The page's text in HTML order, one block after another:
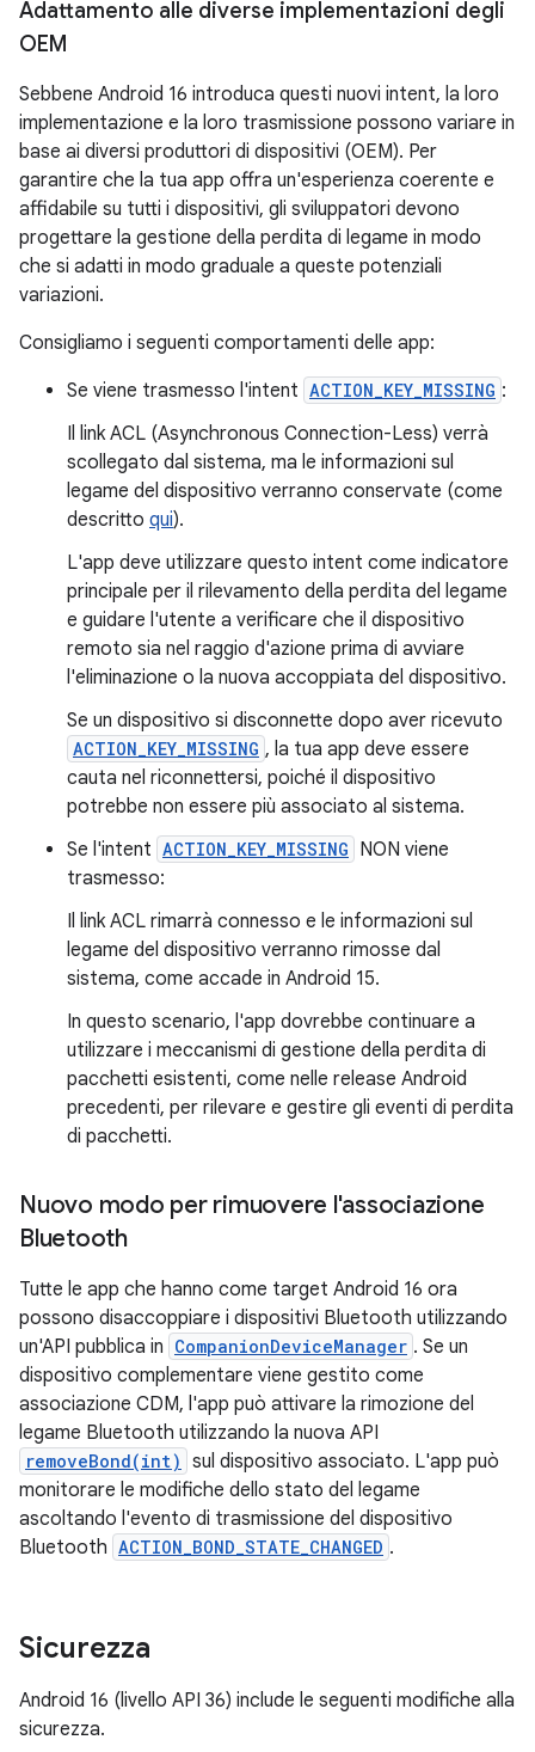
Adattamento alle diverse implementazioni degli
OEM
Sebbene Android 16 introduca questi nuovi intent, la loro
implementazione e la loro trasmissione possono variare in
base ai diversi produttori di dispositivi (OEM). Per
garantire che la tua app offra un'esperienza coerente e
affidabile su tutti i dispositivi, gli sviluppatori devono
progettare la gestione della perdita di legame in modo
che si adatti in modo graduale a queste potenziali
variazioni.
Consigliamo i seguenti comportamenti delle app:
Se viene trasmesso l'intent ACTION_KEY_MISSING :
Il link ACL (Asynchronous Connection-Less) verrà
scollegato dal sistema, ma le informazioni sul
legame del dispositivo verranno conservate (come
descritto qui).
L'app deve utilizzare questo intent come indicatore
principale per il rilevamento della perdita del legame
e guidare l'utente a verificare che il dispositivo
remoto sia nel raggio d'azione prima di avviare
l'eliminazione o la nuova accoppiata del dispositivo.
Se un dispositivo si disconnette dopo aver ricevuto
ACTION_KEY_MISSING , la tua app deve essere
cauta nel riconnettersi, poiché il dispositivo
potrebbe non essere più associato al sistema.
Se l'intent ACTION_KEY_MISSING NON viene
trasmesso:
Il link ACL rimarrà connesso e le informazioni sul
legame del dispositivo verranno rimosse dal
sistema, come accade in Android 15.
In questo scenario, l'app dovrebbe continuare a
utilizzare i meccanismi di gestione della perdita di
pacchetti esistenti, come nelle release Android
precedenti, per rilevare e gestire gli eventi di perdita
di pacchetti.
Nuovo modo per rimuovere l'associazione
Bluetooth
Tutte le app che hanno come target Android 16 ora
possono disaccoppiare i dispositivi Bluetooth utilizzando
un'API pubblica in CompanionDeviceManager . Se un
dispositivo complementare viene gestito come
associazione CDM, l'app può attivare la rimozione del
legame Bluetooth utilizzando la nuova API
removeBond(int) sul dispositivo associato. L'app può
monitorare le modifiche dello stato del legame
ascoltando l'evento di trasmissione del dispositivo
Bluetooth ACTION_BOND_STATE_CHANGED .
Sicurezza
Android 16 (livello API 36) include le seguenti modifiche alla
sicurezza.